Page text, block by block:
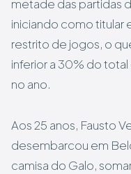
metade das partidas
iniciando como titular
restrito de jogos, o
inferior a 30% do
no ano.
Aos 25 anos, Fausto
desembarcou em
camisa do Galo,